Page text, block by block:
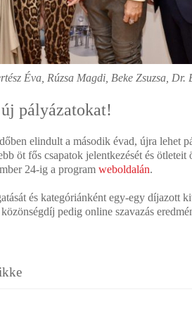
Éva, Rúzsa Magdi, Beke Zsuzsa, Dr.
pályázatokat!
elindult a második évad, újra lehet
öt fős csapatok jelentkezését és ötleteit
24-ig a program weboldalán.
és kategóriánként egy-egy díjazott
pedig online szavazás